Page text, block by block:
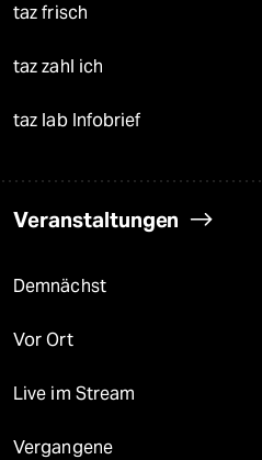
taz frisch
taz zahl ich
taz lab Infobrief
Veranstaltungen
Demnächst
Vor Ort
Live im Stream
Vergangene